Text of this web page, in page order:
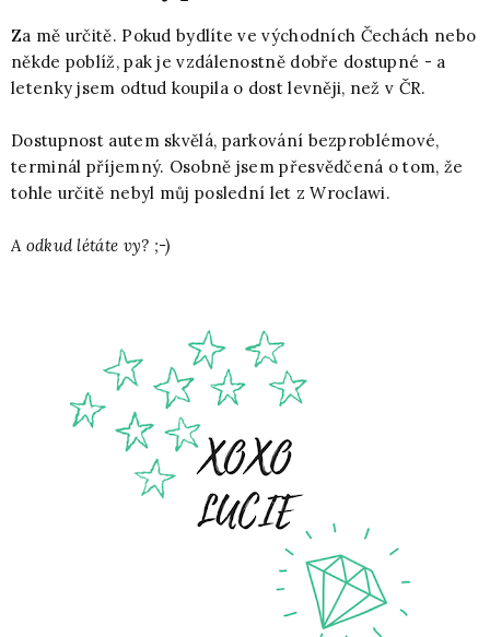
Za mě určitě. Pokud bydlíte ve východních Čechách nebo
někde poblíž, pak je vzdálenostně dobře dostupné - a
letenky jsem odtud koupila o dost levněji, než v ČR.
Dostupnost autem skvělá, parkování bezproblémové,
terminál příjemný. Osobně jsem přesvědčená o tom, že
tohle určitě nebyl můj poslední let z Wroclawi.
A odkud létáte vy? ;-)